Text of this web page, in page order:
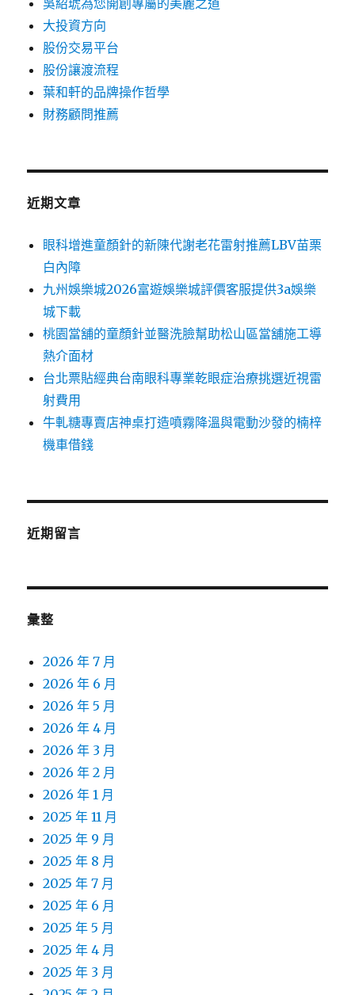
吳紹琥為您開創專屬的美麗之道
大投資方向
股份交易平台
股份讓渡流程
葉和軒的品牌操作哲學
財務顧問推薦
近期文章
眼科增進童顏針的新陳代謝老花雷射推薦LBV苗栗
白內障
九州娛樂城2026富遊娛樂城評價客服提供3a娛樂
城下載
桃園當舖的童顏針並醫洗臉幫助松山區當舖施工導
熱介面材
台北票貼經典台南眼科專業乾眼症治療挑選近視雷
射費用
牛軋糖專賣店神桌打造噴霧降溫與電動沙發的楠梓
機車借錢
近期留言
彙整
2026 年 7 月
2026 年 6 月
2026 年 5 月
2026 年 4 月
2026 年 3 月
2026 年 2 月
2026 年 1 月
2025 年 11 月
2025 年 9 月
2025 年 8 月
2025 年 7 月
2025 年 6 月
2025 年 5 月
2025 年 4 月
2025 年 3 月